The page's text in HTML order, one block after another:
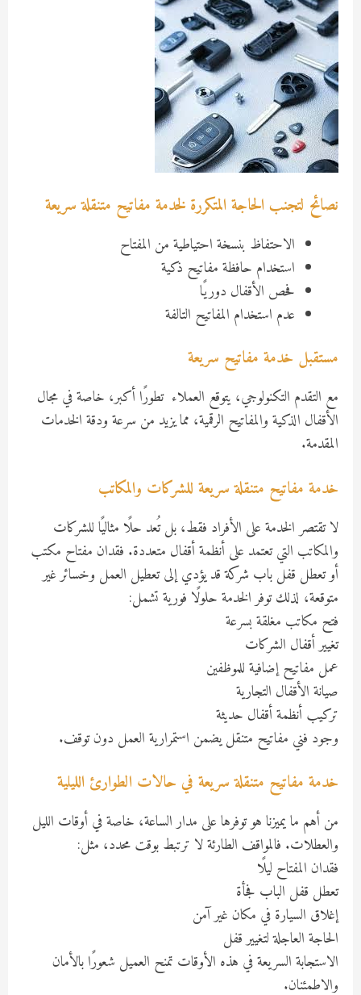
نصائح لتجنب الحاجة المتكررة لخدمة مفاتيح متنقلة سريعة
الاحتفاظ بنسخة احتياطية من المفتاح
استخدام حافظة مفاتيح ذكية
فحص الأقفال دوريًا
عدم استخدام المفاتيح التالفة
مستقبل خدمة مفاتيح سريعة
مع التقدم التكنولوجي، يتوقع العملاء تطورًا أكبر، خاصة في مجال
الأقفال الذكية والمفاتيح الرقمية، مما يزيد من سرعة ودقة الخدمات
المقدمة.
خدمة مفاتيح متنقلة سريعة للشركات والمكاتب
لا تقتصر الخدمة على الأفراد فقط، بل تُعد حلًا مثاليًا للشركات
والمكاتب التي تعتمد على أنظمة أقفال متعددة. فقدان مفتاح مكتب
أو تعطل قفل باب شركة قد يؤدي إلى تعطيل العمل وخسائر غير
متوقعة، لذلك توفر الخدمة حلولًا فورية تشمل:
فتح مكاتب مغلقة بسرعة
تغيير أقفال الشركات
عمل مفاتيح إضافية للموظفين
صيانة الأقفال التجارية
تركيب أنظمة أقفال حديثة
وجود فني مفاتيح متنقل يضمن استمرارية العمل دون توقف.
خدمة مفاتيح متنقلة سريعة في حالات الطوارئ الليلية
من أهم ما يميزنا هو توفرها على مدار الساعة، خاصة في أوقات الليل
والعطلات. فالمواقف الطارئة لا ترتبط بوقت محدد، مثل:
فقدان المفتاح ليلًا
تعطل قفل الباب فجأة
إغلاق السيارة في مكان غير آمن
الحاجة العاجلة لتغيير قفل
الاستجابة السريعة في هذه الأوقات تمنح العميل شعورًا بالأمان
والاطمئنان.